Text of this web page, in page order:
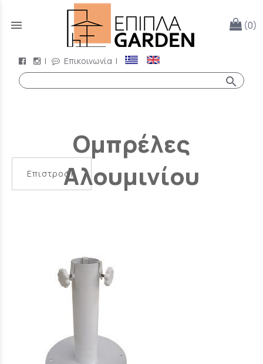
menu (0)
| Επικοινωνία |
search
Ομπρέλες
Αλουμινίου
Επιστροφή